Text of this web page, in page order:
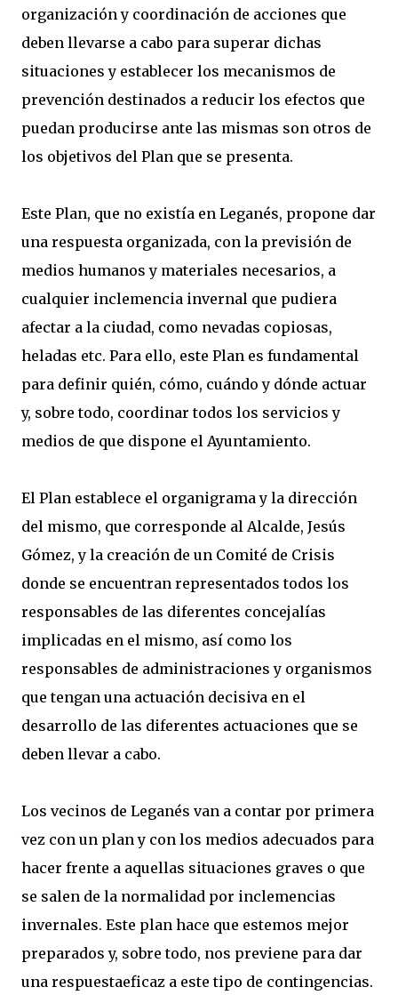
organización y coordinación de acciones que
deben llevarse a cabo para superar dichas
situaciones y establecer los mecanismos de
prevención destinados a reducir los efectos que
puedan producirse ante las mismas son otros de
los objetivos del Plan que se presenta.
Este Plan, que no existía en Leganés, propone dar
una respuesta organizada, con la previsión de
medios humanos y materiales necesarios, a
cualquier inclemencia invernal que pudiera
afectar a la ciudad, como nevadas copiosas,
heladas etc. Para ello, este Plan es fundamental
para definir quién, cómo, cuándo y dónde actuar
y, sobre todo, coordinar todos los servicios y
medios de que dispone el Ayuntamiento.
El Plan establece el organigrama y la dirección
del mismo, que corresponde al Alcalde, Jesús
Gómez, y la creación de un Comité de Crisis
donde se encuentran representados todos los
responsables de las diferentes concejalías
implicadas en el mismo, así como los
responsables de administraciones y organismos
que tengan una actuación decisiva en el
desarrollo de las diferentes actuaciones que se
deben llevar a cabo.
Los vecinos de Leganés van a contar por primera
vez con un plan y con los medios adecuados para
hacer frente a aquellas situaciones graves o que
se salen de la normalidad por inclemencias
invernales. Este plan hace que estemos mejor
preparados y, sobre todo, nos previene para dar
una respuestaeficaz a este tipo de contingencias.